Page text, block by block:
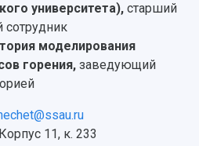
университета), старший
сотрудник
моделирования
горения, заведующий
Корпус 11, к. 233